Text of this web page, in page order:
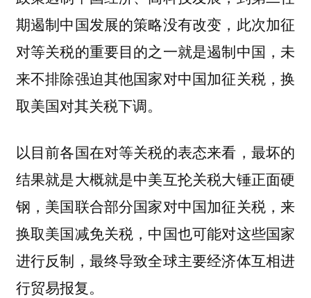
期遏制中国发展的策略没有改变， 此次加征
对等关税的重要目的之一就是遏制中国，未
来不排除强迫其他国家对中国加征关税，换
取美国对其关税下调。
以目前各国在对等关税的表态来看，最坏的
结果就是大概就是中美互抡关税大锤正面硬
钢，美国联合部分国家对中国加征关税，来
换取美国减免关税，中国也可能对这些国家
进行反制，最终导致全球主要经济体互相进
行贸易报复。